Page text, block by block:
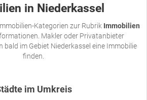
in Niederkassel
Kategorien zur Rubrik Immobilien
Makler oder Privatanbieter
bald im Gebiet Niederkassel eine Immobilie
finden.
im Umkreis